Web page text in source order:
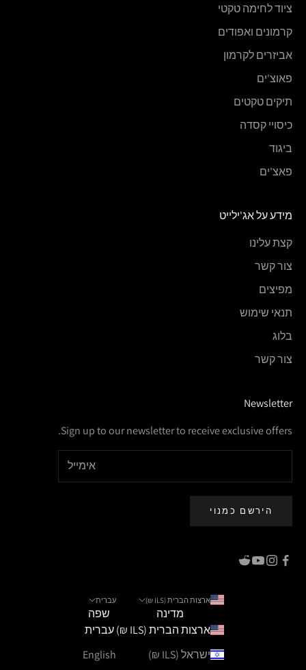
ציוד לחימה טקטי
קרמונים ואפודים
אביזרים לקרמון
פאוצ'ים
תיקים טקטים
כיסויי קסדה
ביגוד
פאצ'ים
מידע על אג'ילייט
קצת עלינו
צור קשר
מפיצים
תנאי שימוש
בלוג
צור קשר
Newsletter
Sign up to our newsletter to receive exclusive offers.
הירשם כמנוי
ארצות הברית (ILS ₪)
מדינה
ארצות הברית (ILS ₪)
ישראל (ILS ₪)
עברית
שפה
עברית
English